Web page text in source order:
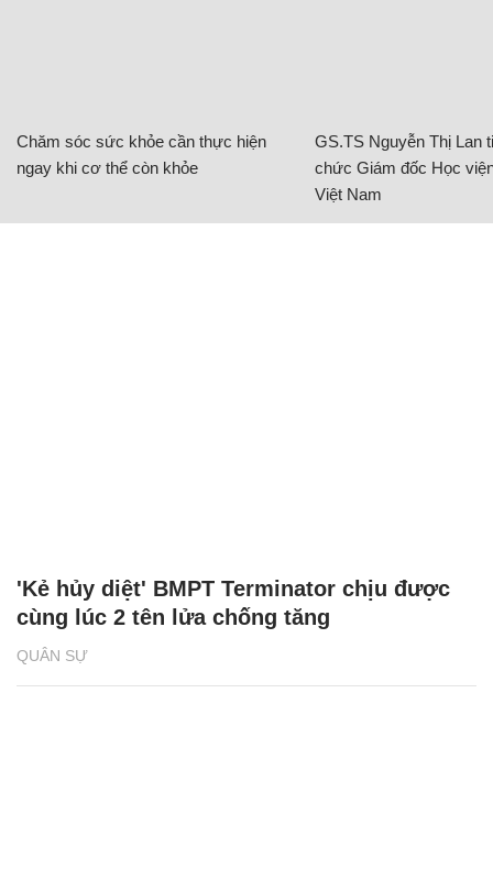
Chăm sóc sức khỏe cần thực hiện
ngay khi cơ thể còn khỏe
GS.TS Nguyễn Thị Lan
chức Giám đốc Học
Việt Nam
QUÂN SỰ
'Kẻ hủy diệt' BMPT Terminator chịu được
cùng lúc 2 tên lửa chống tăng